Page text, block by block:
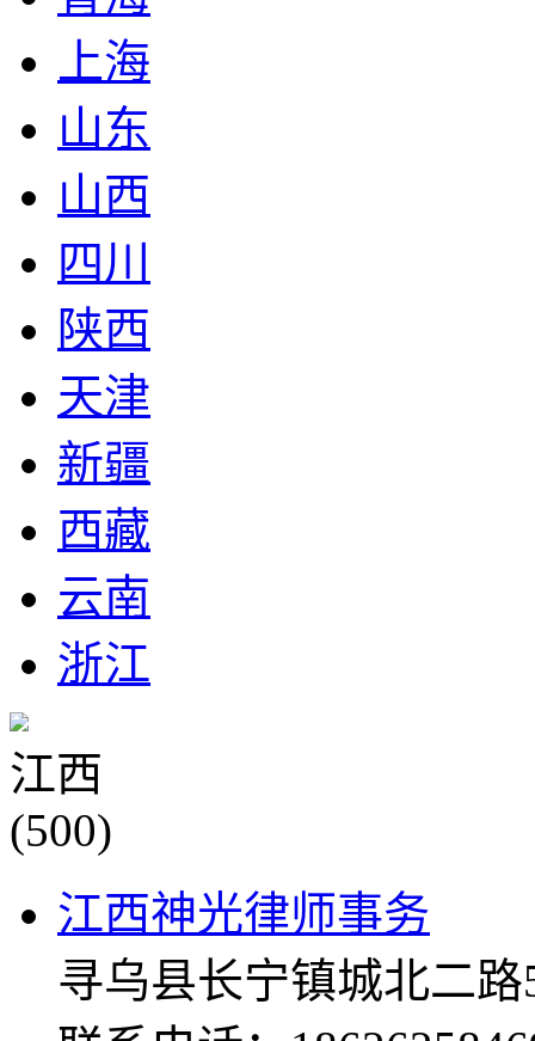
上海
山东
山西
四川
陕西
天津
新疆
西藏
云南
浙江
江西
(500)
江西神光律师事务
寻乌县长宁镇城北二路